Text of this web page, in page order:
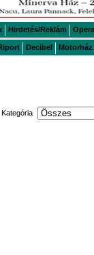
Hirdetés/Reklám Opera
Decibel Motorház
Kategória